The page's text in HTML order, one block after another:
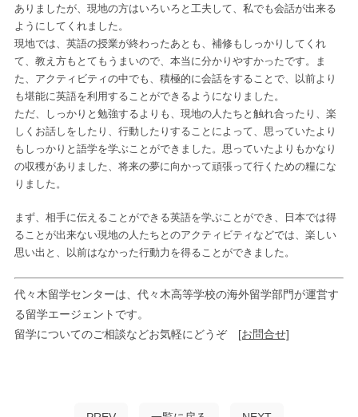
ありましたが、現地の方はいろいろと工夫して、私でも会話が出来る
ようにしてくれました。
現地では、英語の授業が終わったあとも、補修もしっかりしてくれ
て、教え方もとてもうまいので、本当に分かりやすかったです。ま
た、アクティビティの中でも、積極的に会話をすることで、以前より
も堪能に英語を利用することができるようになりました。
ただ、しっかりと勉強するよりも、現地の人たちと触れ合ったり、楽
しくお話しをしたり、行動したりすることによって、思っていたより
もしっかりと語学を学ぶことができました。思っていたよりもかなり
の収穫がありました、将来の夢に向かって頑張って行くための糧にな
りました。
まず、相手に伝えることができる英語を学ぶことができ、日本では得
ることが出来ない現地の人たちとのアクティビティなどでは、楽しい
思い出と、以前はなかった行動力を得ることができました。
代々木留学センターは、代々木高等学校の海外留学部門が運営す
る留学エージェントです。
留学についてのご相談などお気軽にどうぞ [お問合せ]